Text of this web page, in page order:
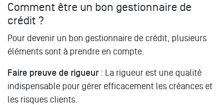
Comment être un bon gestionnaire de
crédit ?
Pour devenir un bon gestionnaire de crédit, plusieurs
éléments sont à prendre en compte.
Faire preuve de rigueur : La rigueur est une qualité
indispensable pour gérer efficacement les créances et
les risques clients.